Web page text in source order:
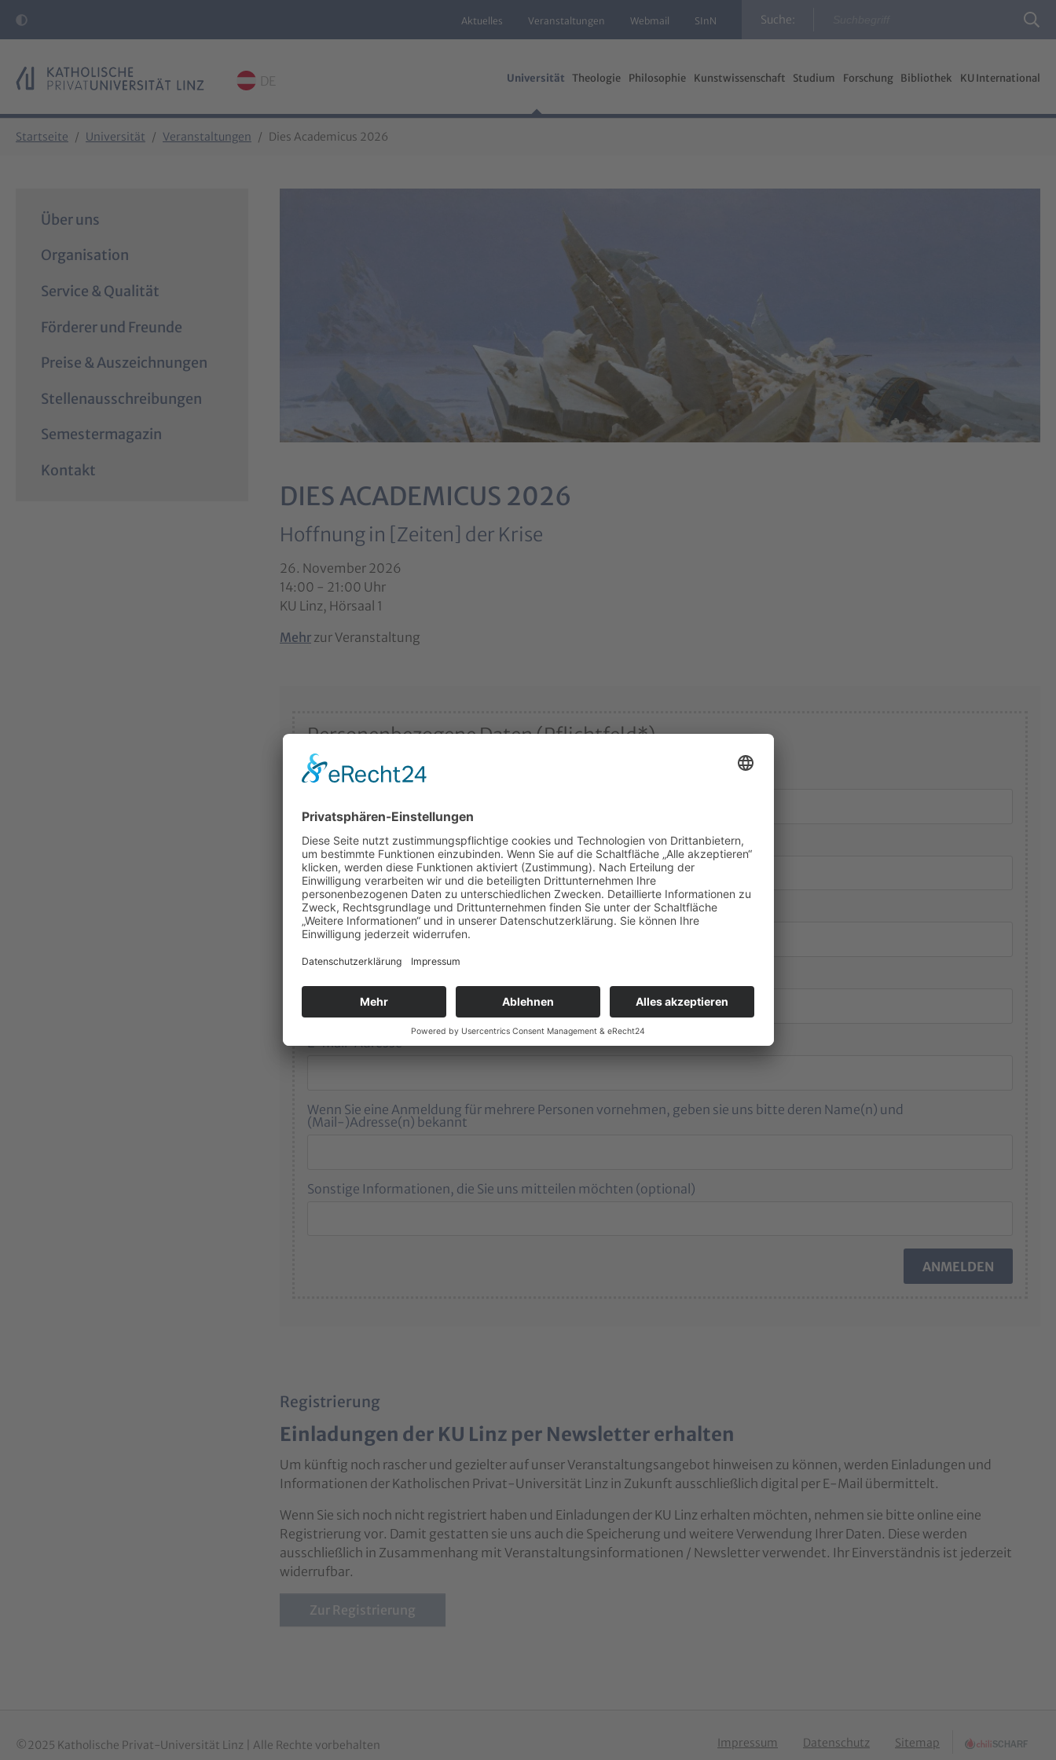
Aktuelles Veranstaltungen Webmail SInN Suche:
DE Universität Theologie Philosophie Kunstwissenschaft Studium Forschung Bibliothek KU International
Startseite Universität Veranstaltungen Dies Academicus 2026
Über uns
Organisation
Service & Qualität
Förderer und Freunde
Preise & Auszeichnungen
Stellenausschreibungen
Semestermagazin
Kontakt
DIES ACADEMICUS 2026
Hoffnung in [Zeiten] der Krise
26. November 2026
14:00 - 21:00 Uhr
KU Linz, Hörsaal 1
Mehr zur Veranstaltung
Personenbezogene Daten (Pflichtfeld*)
Titel / Akad Grad
Nachname*
Vorname*
E-Mail-Adresse*
Wenn Sie eine Anmeldung für mehrere Personen vornehmen, geben sie uns bitte deren Name(n) und
(Mail-)Adresse(n) bekannt
Sonstige Informationen, die Sie uns mitteilen möchten (optional)
Registrierung
Einladungen der KU Linz per Newsletter erhalten
Um künftig noch rascher und gezielter auf unser Veranstaltungsangebot hinweisen zu können, werden Einladungen und
Informationen der Katholischen Privat-Universität Linz in Zukunft ausschließlich digital per E-Mail übermittelt.
Wenn Sie sich noch nicht registriert haben und Einladungen der KU Linz erhalten möchten, nehmen sie bitte online eine
Registrierung vor. Damit gestatten sie uns auch die Speicherung und weitere Verwendung Ihrer Daten. Diese werden
ausschließlich in Zusammenhang mit Veranstaltungsinformationen / Newsletter verwendet. Ihr Einverständnis ist jederzeit
widerrufbar.
Zur Registrierung
©2025 Katholische Privat-Universität Linz | Alle Rechte vorbehalten Impressum Datenschutz Sitemap